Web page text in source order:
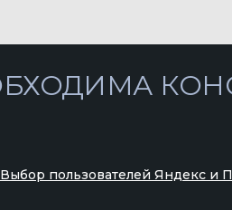
пользователей Яндекс и